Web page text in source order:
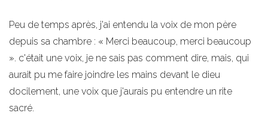
Peu de temps après, j'ai entendu la voix de mon père
depuis sa chambre : « Merci beaucoup, merci beaucoup
». c'était une voix, je ne sais pas comment dire, mais, qui
aurait pu me faire joindre les mains devant le dieu
docilement, une voix que j'aurais pu entendre un rite
sacré.